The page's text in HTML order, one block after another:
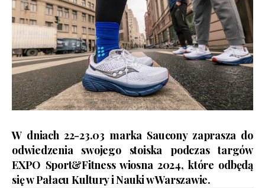
W dniach 22-23.03 marka Saucony zaprasza do
odwiedzenia swojego stoiska podczas targów
EXPO Sport&Fitness wiosna 2024, które odbędą
się w Pałacu Kultury i Nauki w Warszawie.